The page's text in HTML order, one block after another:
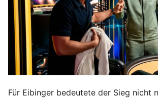
Für Eibinger bedeutete der Sieg nicht